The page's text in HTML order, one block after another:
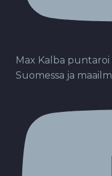
Max Kalba
Suomessa ja